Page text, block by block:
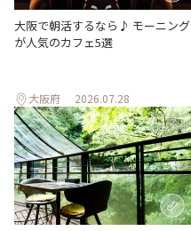
大阪で朝活するなら♪ モーニング
が人気のカフェ5選
大阪府 2026.07.28